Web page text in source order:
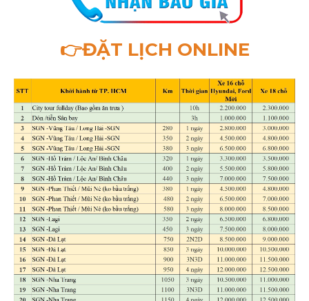
👉ĐẶT LỊCH ONLINE